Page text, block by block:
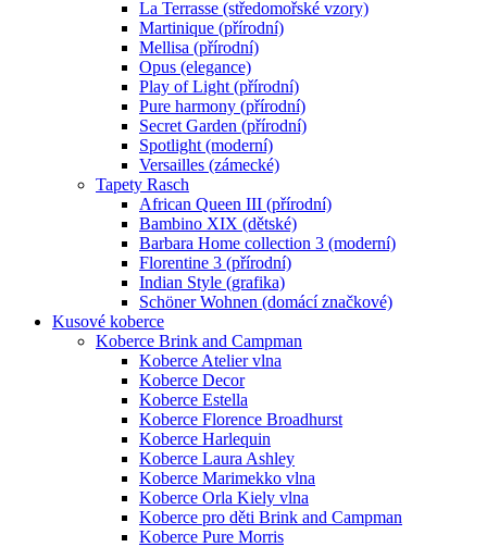
La Terrasse (středomořské vzory)
Martinique (přírodní)
Mellisa (přírodní)
Opus (elegance)
Play of Light (přírodní)
Pure harmony (přírodní)
Secret Garden (přírodní)
Spotlight (moderní)
Versailles (zámecké)
Tapety Rasch
African Queen III (přírodní)
Bambino XIX (dětské)
Barbara Home collection 3 (moderní)
Florentine 3 (přírodní)
Indian Style (grafika)
Schöner Wohnen (domácí značkové)
Kusové koberce
Koberce Brink and Campman
Koberce Atelier vlna
Koberce Decor
Koberce Estella
Koberce Florence Broadhurst
Koberce Harlequin
Koberce Laura Ashley
Koberce Marimekko vlna
Koberce Orla Kiely vlna
Koberce pro děti Brink and Campman
Koberce Pure Morris